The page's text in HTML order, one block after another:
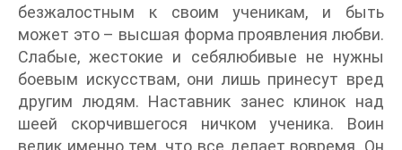
безжалостным к своим ученикам, и быть
может это – высшая форма проявления любви.
Слабые, жестокие и себялюбивые не нужны
боевым искусствам, они лишь принесут вред
другим людям. Наставник занес клинок над
шеей скорчившегося ничком ученика. Воин
велик именно тем, что все делает вовремя. Он